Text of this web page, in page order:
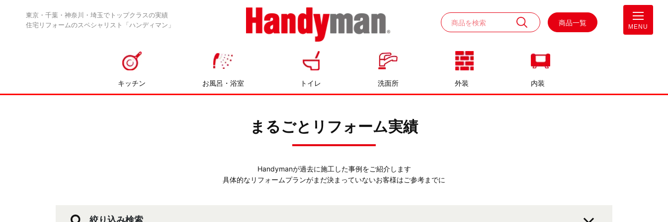
東京・千葉・神奈川・埼玉でトップクラスの実績
住宅リフォームのスペシャリスト「ハンディマン」
お風呂やキッチンのリフォームならハン
商品一覧
キッチン お風呂・浴室 トイレ 洗面所 外装 内装
MENU
まるごとリフォーム実績
Handymanが過去に施工した事例をご紹介します
具体的なリフォームプランがまだ決まっていないお客様はご参考までに
絞り込み検索